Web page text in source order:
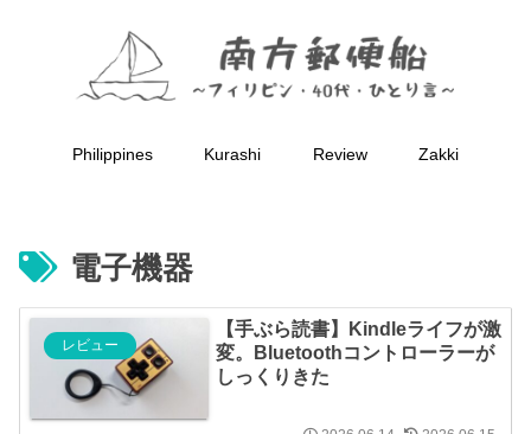
Philippines Kurashi Review Zakki
電子機器
レビュー
【手ぶら読書】Kindleライフが激
変。Bluetoothコントローラーが
しっくりきた